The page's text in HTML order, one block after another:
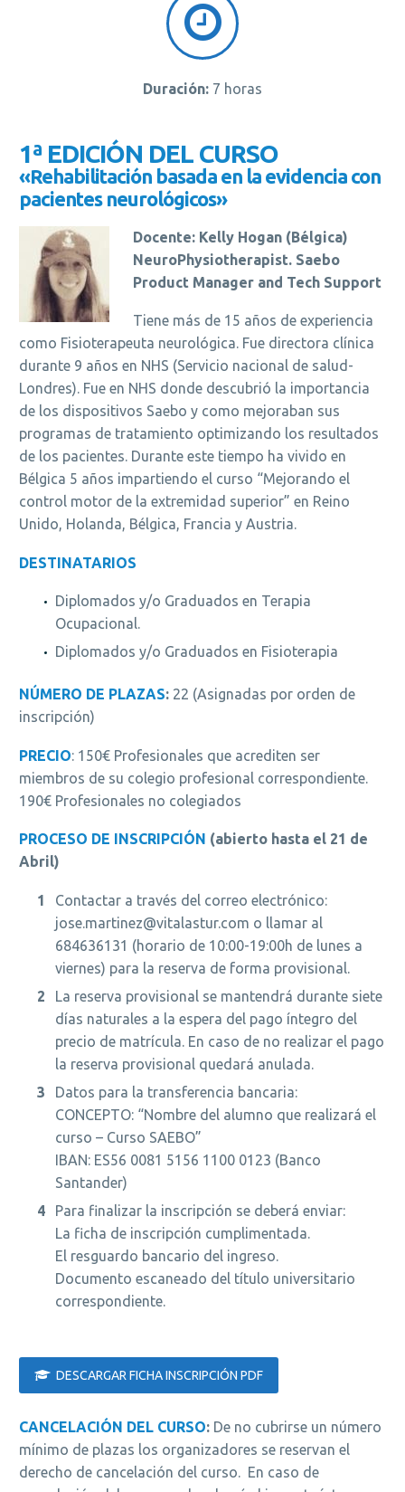


Duración: 7 horas
1ª EDICIÓN DEL CURSO
«Rehabilitación basada en la evidencia con
pacientes neurológicos»
Docente: Kelly Hogan (Bélgica)
NeuroPhysiotherapist. Saebo
Product Manager and Tech Support
Tiene más de 15 años de experiencia
como Fisioterapeuta neurológica. Fue directora clínica
durante 9 años en NHS (Servicio nacional de salud-
Londres). Fue en NHS donde descubrió la importancia
de los dispositivos Saebo y como mejoraban sus
programas de tratamiento optimizando los resultados
de los pacientes. Durante este tiempo ha vivido en
Bélgica 5 años impartiendo el curso “Mejorando el
control motor de la extremidad superior” en Reino
Unido, Holanda, Bélgica, Francia y Austria.
DESTINATARIOS
Diplomados y/o Graduados en Terapia
Ocupacional.
Diplomados y/o Graduados en Fisioterapia
NÚMERO DE PLAZAS: 22 (Asignadas por orden de
inscripción)
PRECIO: 150€ Profesionales que acrediten ser
miembros de su colegio profesional correspondiente.
190€ Profesionales no colegiados
PROCESO DE INSCRIPCIÓN (abierto hasta el 21 de
Abril)
Contactar a través del correo electrónico:
jose.martinez@vitalastur.com o llamar al
684636131 (horario de 10:00-19:00h de lunes a
viernes) para la reserva de forma provisional.
La reserva provisional se mantendrá durante siete
días naturales a la espera del pago íntegro del
precio de matrícula. En caso de no realizar el pago
la reserva provisional quedará anulada.
Datos para la transferencia bancaria:
CONCEPTO: “Nombre del alumno que realizará el
curso – Curso SAEBO”
IBAN: ES56 0081 5156 1100 0123 (Banco
Santander)
Para finalizar la inscripción se deberá enviar:
La ficha de inscripción cumplimentada.
El resguardo bancario del ingreso.
Documento escaneado del título universitario
correspondiente.
 DESCARGAR FICHA INSCRIPCIÓN PDF
CANCELACIÓN DEL CURSO: De no cubrirse un número
mínimo de plazas los organizadores se reservan el
derecho de cancelación del curso. En caso de